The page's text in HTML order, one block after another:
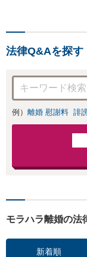
法律Q&Aを探す
例） 離婚 慰謝料 誹
モラハラ離婚の法
新着順